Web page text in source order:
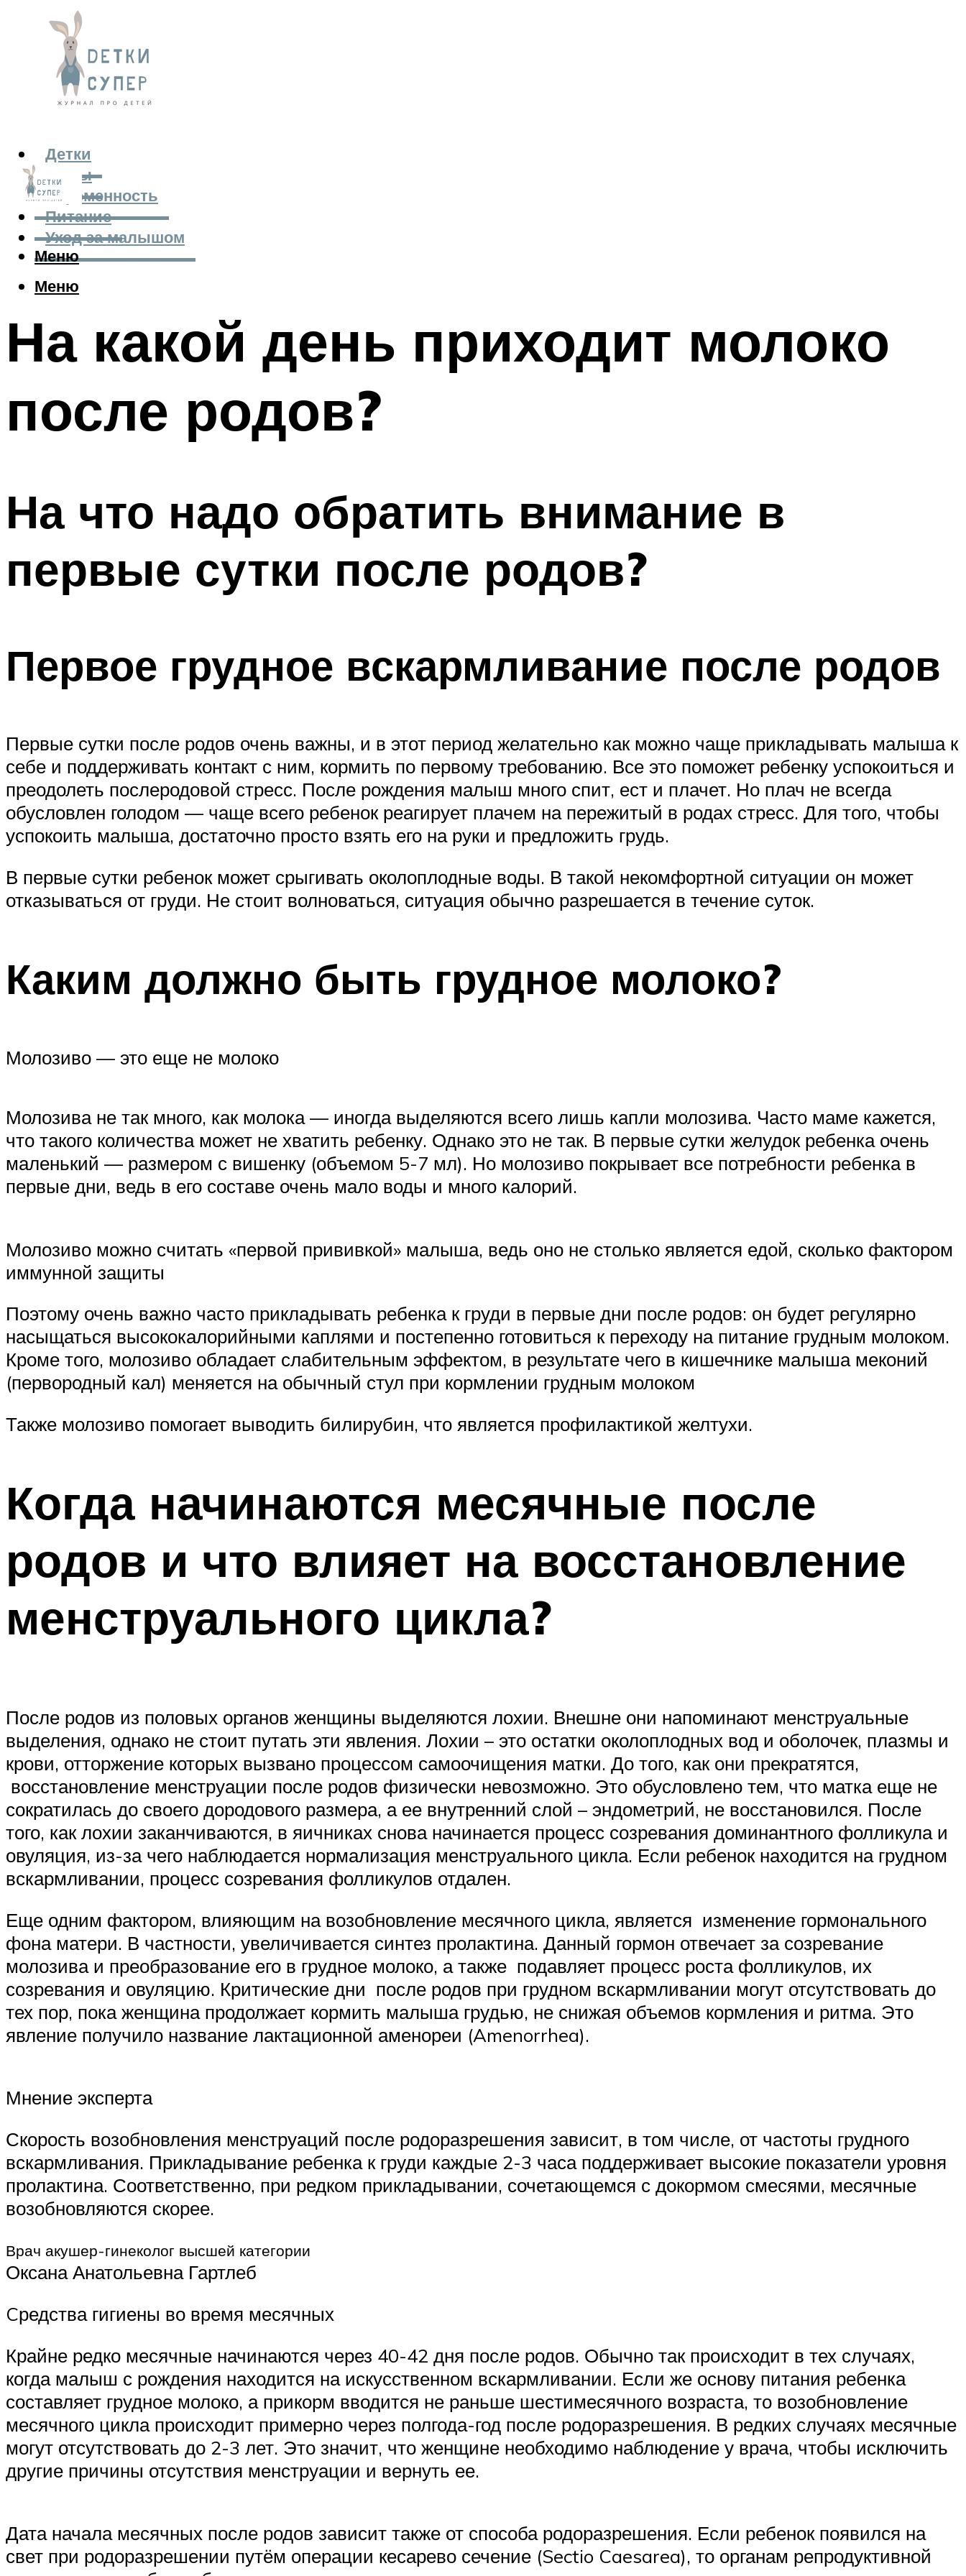
Детки
Мамы
Беременность
Питание
Уход за малышом
Меню
Меню
На какой день приходит молоко
после родов?
На что надо обратить внимание в
первые сутки после родов?
Первое грудное вскармливание после родов
Первые сутки после родов очень важны, и в этот период желательно как можно чаще прикладывать малыша к
себе и поддерживать контакт с ним, кормить по первому требованию. Все это поможет ребенку успокоиться и
преодолеть послеродовой стресс. После рождения малыш много спит, ест и плачет. Но плач не всегда
обусловлен голодом — чаще всего ребенок реагирует плачем на пережитый в родах стресс. Для того, чтобы
успокоить малыша, достаточно просто взять его на руки и предложить грудь.
В первые сутки ребенок может срыгивать околоплодные воды. В такой некомфортной ситуации он может
отказываться от груди. Не стоит волноваться, ситуация обычно разрешается в течение суток.
Каким должно быть грудное молоко?
Молозиво — это еще не молоко
Молозива не так много, как молока — иногда выделяются всего лишь капли молозива. Часто маме кажется,
что такого количества может не хватить ребенку. Однако это не так. В первые сутки желудок ребенка очень
маленький — размером с вишенку (объемом 5-7 мл). Но молозиво покрывает все потребности ребенка в
первые дни, ведь в его составе очень мало воды и много калорий.
Молозиво можно считать «первой прививкой» малыша, ведь оно не столько является едой, сколько фактором
иммунной защиты
Поэтому очень важно часто прикладывать ребенка к груди в первые дни после родов: он будет регулярно
насыщаться высококалорийными каплями и постепенно готовиться к переходу на питание грудным молоком.
Кроме того, молозиво обладает слабительным эффектом, в результате чего в кишечнике малыша меконий
(первородный кал) меняется на обычный стул при кормлении грудным молоком
Также молозиво помогает выводить билирубин, что является профилактикой желтухи.
Когда начинаются месячные после
родов и что влияет на восстановление
менструального цикла?
После родов из половых органов женщины выделяются лохии. Внешне они напоминают менструальные
выделения, однако не стоит путать эти явления. Лохии – это остатки околоплодных вод и оболочек, плазмы и
крови, отторжение которых вызвано процессом самоочищения матки. До того, как они прекратятся,
восстановление менструации после родов физически невозможно. Это обусловлено тем, что матка еще не
сократилась до своего дородового размера, а ее внутренний слой – эндометрий, не восстановился. После
того, как лохии заканчиваются, в яичниках снова начинается процесс созревания доминантного фолликула и
овуляция, из-за чего наблюдается нормализация менструального цикла. Если ребенок находится на грудном
вскармливании, процесс созревания фолликулов отдален.
Еще одним фактором, влияющим на возобновление месячного цикла, является изменение гормонального
фона матери. В частности, увеличивается синтез пролактина. Данный гормон отвечает за созревание
молозива и преобразование его в грудное молоко, а также подавляет процесс роста фолликулов, их
созревания и овуляцию. Критические дни после родов при грудном вскармливании могут отсутствовать до
тех пор, пока женщина продолжает кормить малыша грудью, не снижая объемов кормления и ритма. Это
явление получило название лактационной аменореи (Amenorrhea).
Мнение эксперта
Скорость возобновления менструаций после родоразрешения зависит, в том числе, от частоты грудного
вскармливания. Прикладывание ребенка к груди каждые 2-3 часа поддерживает высокие показатели уровня
пролактина. Соответственно, при редком прикладывании, сочетающемся с докормом смесями, месячные
возобновляются скорее.
Врач акушер-гинеколог высшей категории
Оксана Анатольевна Гартлеб
Cредства гигиены во время месячных
Крайне редко месячные начинаются через 40-42 дня после родов. Обычно так происходит в тех случаях,
когда малыш с рождения находится на искусственном вскармливании. Если же основу питания ребенка
составляет грудное молоко, а прикорм вводится не раньше шестимесячного возраста, то возобновление
месячного цикла происходит примерно через полгода-год после родоразрешения. В редких случаях месячные
могут отсутствовать до 2-3 лет. Это значит, что женщине необходимо наблюдение у врача, чтобы исключить
другие причины отсутствия менструации и вернуть ее.
Дата начала месячных после родов зависит также от способа родоразрешения. Если ребенок появился на
свет при родоразрешении путём операции кесарево сечение (Sectio Caesarea), то органам репродуктивной